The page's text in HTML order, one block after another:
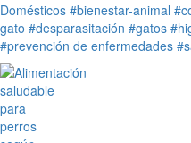
Domésticos #bienestar-animal
gato #desparasitación #gatos
#prevención de enfermedades